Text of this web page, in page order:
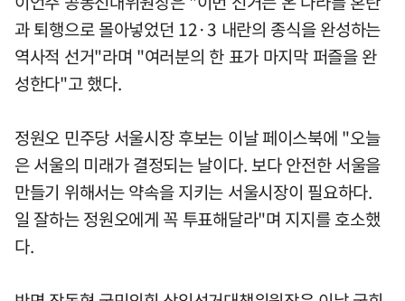
과 퇴행으로 몰아넣었던 12·3 내란의 종식을 완성하는
역사적 선거"라며 "여러분의 한 표가 마지막 퍼즐을 완
성한다"고 했다.
정원오 민주당 서울시장 후보는 이날 페이스북에 "오늘
은 서울의 미래가 결정되는 날이다. 보다 안전한 서울을
만들기 위해서는 약속을 지키는 서울시장이 필요하다.
일 잘하는 정원오에게 꼭 투표해달라"며 지지를 호소했
다.